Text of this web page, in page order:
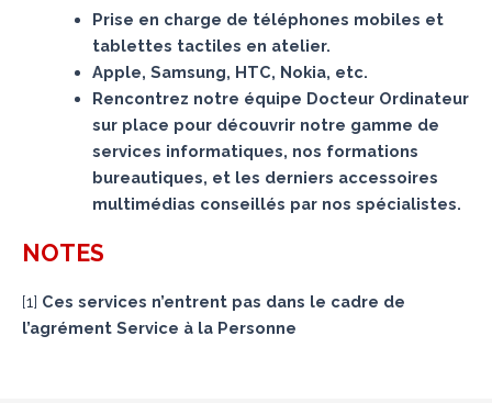
Prise en charge de téléphones mobiles et
tablettes tactiles en atelier.
Apple, Samsung, HTC, Nokia, etc.
Rencontrez notre équipe Docteur Ordinateur
sur place pour découvrir notre gamme de
services informatiques, nos formations
bureautiques, et les derniers accessoires
multimédias conseillés par nos spécialistes.
NOTES
[1] Ces services n’entrent pas dans le cadre de
l’agrément Service à la Personne